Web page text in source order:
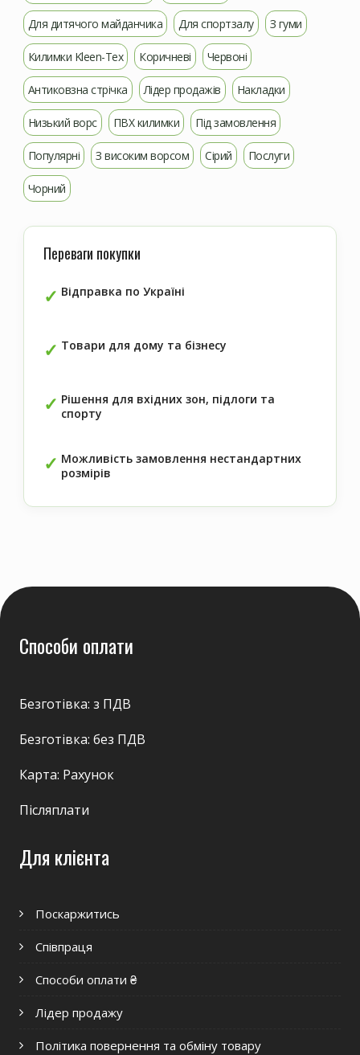
Для дитячого майданчика Для спортзалу З гуми
Килимки Kleen-Tex Коричневі Червоні
Антиковзна стрічка Лідер продажів Накладки
Низький ворс ПВХ килимки Під замовлення
Популярні З високим ворсом Сірий Послуги
Чорний
Переваги покупки
Відправка по Україні
Товари для дому та бізнесу
Рішення для вхідних зон, підлоги та
спорту
Можливість замовлення нестандартних
розмірів
Способи оплати
Безготівка: з ПДВ
Безготівка: без ПДВ
Карта: Рахунок
Післяплати
Для клієнта
Поскаржитись
Співпраця
Способи оплати ₴
Лідер продажу
Політика повернення та обміну товару